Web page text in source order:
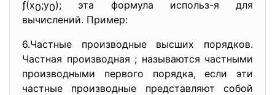
ƒ(х0;у0); эта формула использ-я для
вычислений. Пример:
6.Частные производные высших порядков.
Частная производная ; называются частными
производными первого порядка, если эти
частные производные представляют собой